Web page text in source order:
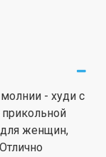
- худи с
прикольной
для женщин,